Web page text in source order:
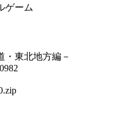
ゲーム
・東北地方編－